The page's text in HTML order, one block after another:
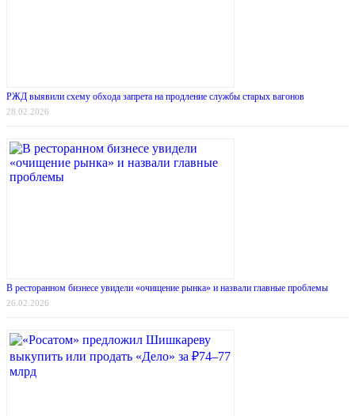
РЖД выявили схему обхода запрета на продление службы старых вагонов
28.02.2026
В ресторанном бизнесе увидели «очищение рынка» и назвали главные проблемы
26.02.2026